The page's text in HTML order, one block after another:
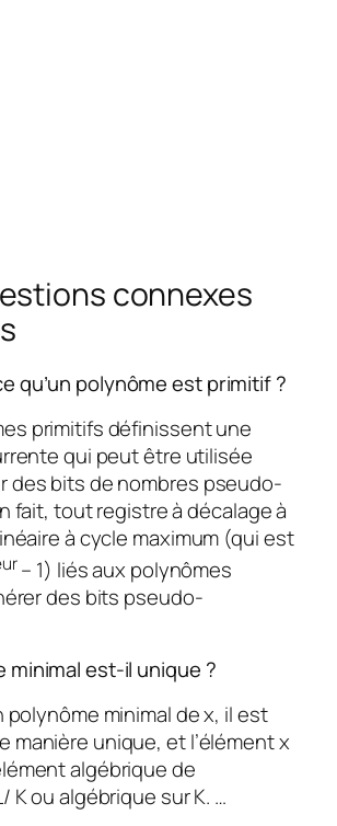
connexes
qu’un polynôme est primitif ?
primitifs définissent une
qui peut être utilisée
des bits de nombres pseudo-
fait, tout registre à décalage à
à cycle maximum (qui est
– 1) liés aux polynômes
des bits pseudo-
minimal est-il unique ?
polynôme minimal de x, il est
manière unique, et l’élément x
algébrique de
K ou algébrique sur K. …